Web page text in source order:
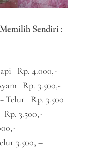
Sendiri :
Rp. 4.000,-
Rp. 3.500,-
Telur Rp. 3.500
3.500,-
3.500, –